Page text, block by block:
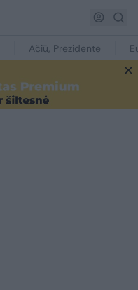
Ačiū, Prezidente